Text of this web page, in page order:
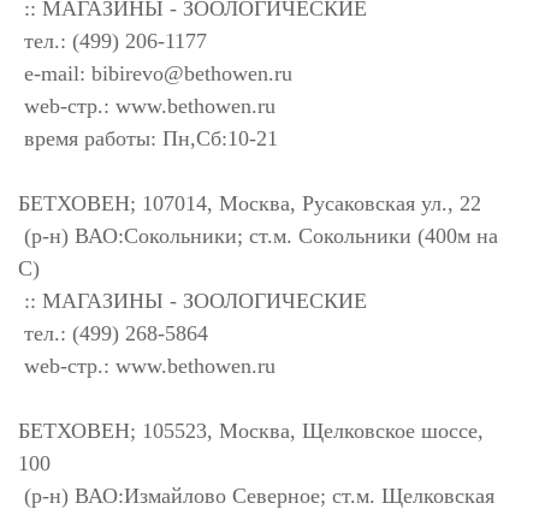
:: МАГАЗИНЫ - ЗООЛОГИЧЕСКИЕ
тел.: (499) 206-1177
e-mail: bibirevo@bethowen.ru
web-стр.: www.bethowen.ru
время работы: Пн,Сб:10-21
БЕТХОВЕН; 107014, Москва, Русаковская ул., 22
(р-н) ВАО:Сокольники; ст.м. Сокольники (400м на
С)
:: МАГАЗИНЫ - ЗООЛОГИЧЕСКИЕ
тел.: (499) 268-5864
web-стр.: www.bethowen.ru
БЕТХОВЕН; 105523, Москва, Щелковское шоссе,
100
(р-н) ВАО:Измайлово Северное; ст.м. Щелковская